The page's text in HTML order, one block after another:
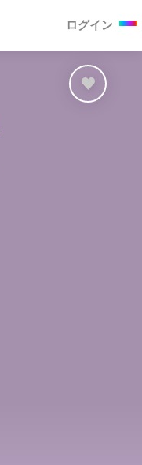
ログイン